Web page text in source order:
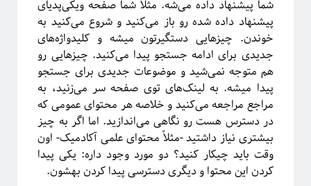
شبکه‌های پیچیده ظهور
ظهوریافتگی
علم
علم شبکه فاینمن فرکتال
فیزیک فیزیک آماری
ماشین لرنینگ
مقیاس
مکانیک آماری مکانیک کوانتومی
نجوم نسبیت نسبیت عام نیوتون
همه‌گیری پایتون پدیدارگی
پدیده‌های بحرانی پیچیدگی کرونا
شما پیشنهاد داده می‌شه. مثلا شما صفحه ویکی‌پدیای
پیشنهاد داده شده رو باز می‌کنید و شروع می‌کنید به
خوندن. چیزهایی دستگیرتون میشه و کلیدواژه‌های
جدیدی برای ادامه جستجو پیدا می‌کنید. چیزهایی رو
هم متوجه نمی‌شید و موضوعات جدیدی برای جستجو
پیدا میشه. به لینک‌های توی صفحه سر می‌زنید، به
مراجع مراجعه می‌کنید و خلاصه هر محتوای عمومی که
در دسترس هست رو نگاهی می‌اندازید. اما اگر به چیز
بیشتری نیاز داشتید -مثلاً محتوای علمی آکادمیک- اون
وقت باید چیکار کنید؟ دو مورد وجود داره: یکی پیدا
کردن این محتوا و دیگری دسترسی پیدا کردن بهشون.